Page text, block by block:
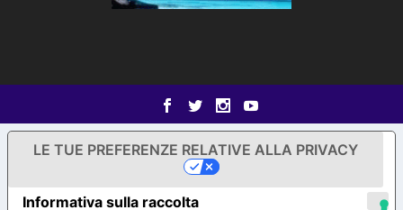
Informativa sulla raccolta
LE TUE PREFERENZE RELATIVE ALLA PRIVACY